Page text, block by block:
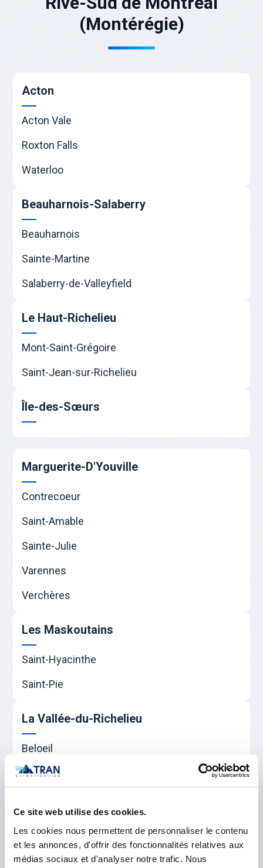
Ce site web utilise des cookies.
Les cookies nous permettent de personnaliser le contenu
et les annonces, d'offrir des fonctionnalités relatives aux
médias sociaux et d'analyser notre trafic. Nous
(Montérégie)
Acton
Acton Vale
Roxton Falls
Waterloo
Beauharnois-Salaberry
Beauharnois
Sainte-Martine
Salaberry-de-Valleyfield
Le Haut-Richelieu
Mont-Saint-Grégoire
Saint-Jean-sur-Richelieu
Île-des-Sœurs
Marguerite-D'Youville
Contrecoeur
Saint-Amable
Sainte-Julie
Varennes
Verchères
Les Maskoutains
Saint-Hyacinthe
Saint-Pie
La Vallée-du-Richelieu
Beloeil
Carignan
Mont-Saint-Hilaire